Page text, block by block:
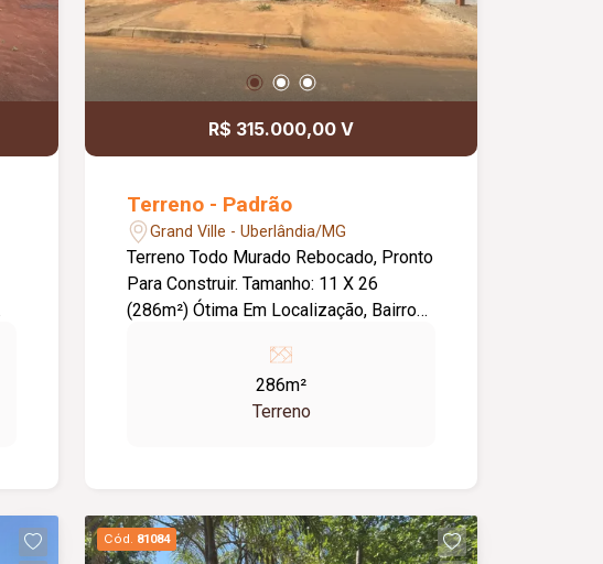
R$ 315.000,00 V
Terreno - Padrão
Grand Ville - Uberlândia/MG
Terreno Todo Murado Rebocado, Pronto
Para Construir. Tamanho: 11 X 26
(286m²) Ótima Em Localização, Bairro
286m²
Terreno
Cód. 81084